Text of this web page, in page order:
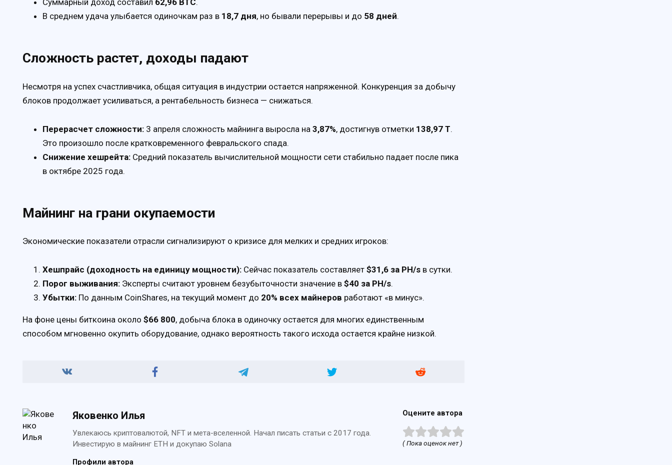
Суммарный доход составил 62,96 BTC.
В среднем удача улыбается одиночкам раз в 18,7 дня, но бывали перерывы и до 58 дней.
Сложность растет, доходы падают
Несмотря на успех счастливчика, общая ситуация в индустрии остается напряженной. Конкуренция за добычу
блоков продолжает усиливаться, а рентабельность бизнеса — снижаться.
Перерасчет сложности: 3 апреля сложность майнинга выросла на 3,87%, достигнув отметки 138,97 T.
Это произошло после кратковременного февральского спада.
Снижение хешрейта: Средний показатель вычислительной мощности сети стабильно падает после пика
в октябре 2025 года.
Майнинг на грани окупаемости
Экономические показатели отрасли сигнализируют о кризисе для мелких и средних игроков:
Хешпрайс (доходность на единицу мощности): Сейчас показатель составляет $31,6 за PH/s в сутки.
Порог выживания: Эксперты считают уровнем безубыточности значение в $40 за PH/s.
Убытки: По данным CoinShares, на текущий момент до 20% всех майнеров работают «в минус».
На фоне цены биткоина около $66 800, добыча блока в одиночку остается для многих единственным
способом мгновенно окупить оборудование, однако вероятность такого исхода остается крайне низкой.
Яковенко Илья
Увлекаюсь криптовалютой, NFT и мета-вселенной. Начал писать статьи с 2017 года.
Инвестирую в майнинг ETH и докупаю Solana
Профили автора
Оцените автора
( Пока оценок нет )